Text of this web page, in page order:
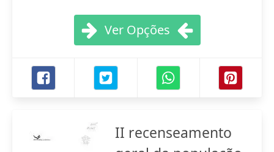
Ver Opções
II recenseamento